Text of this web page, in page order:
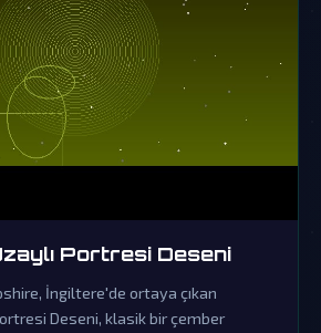
Portresi Deseni
İngiltere'de ortaya çıkan
Deseni, klasik bir çember